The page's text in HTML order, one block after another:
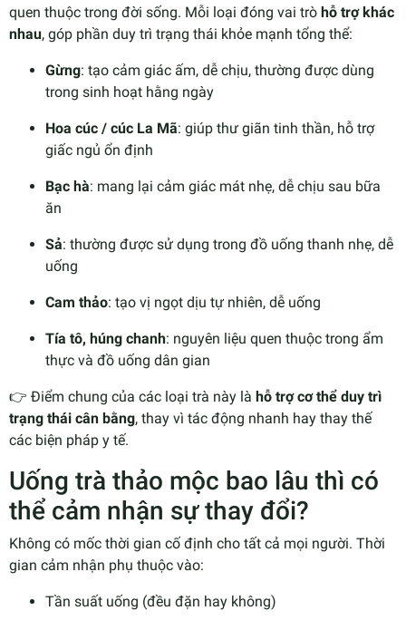
quen thuộc trong đời sống. Mỗi loại đóng vai trò hỗ trợ khác
nhau, góp phần duy trì trạng thái khỏe mạnh tổng thể:
Gừng: tạo cảm giác ấm, dễ chịu, thường được dùng
trong sinh hoạt hằng ngày
Hoa cúc / cúc La Mã: giúp thư giãn tinh thần, hỗ trợ
giấc ngủ ổn định
Bạc hà: mang lại cảm giác mát nhẹ, dễ chịu sau bữa
ăn
Sả: thường được sử dụng trong đồ uống thanh nhẹ, dễ
uống
Cam thảo: tạo vị ngọt dịu tự nhiên, dễ uống
Tía tô, húng chanh: nguyên liệu quen thuộc trong ẩm
thực và đồ uống dân gian
👉 Điểm chung của các loại trà này là hỗ trợ cơ thể duy trì
trạng thái cân bằng, thay vì tác động nhanh hay thay thế
các biện pháp y tế.
Uống trà thảo mộc bao lâu thì có
thể cảm nhận sự thay đổi?
Không có mốc thời gian cố định cho tất cả mọi người. Thời
gian cảm nhận phụ thuộc vào:
Tần suất uống (đều đặn hay không)